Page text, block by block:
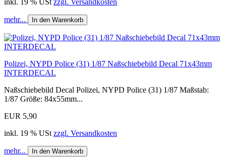
inkl. 19 % USt zzgl. Versandkosten
mehr... In den Warenkorb
Polizei, NYPD Police (31) 1/87 Naßschiebebild Decal 71x43mm
INTERDECAL
Naßschiebebild Decal Polizei, NYPD Police (31) 1/87 Maßstab:
1/87 Größe: 84x55mm...
EUR 5,90
inkl. 19 % USt zzgl. Versandkosten
mehr... In den Warenkorb